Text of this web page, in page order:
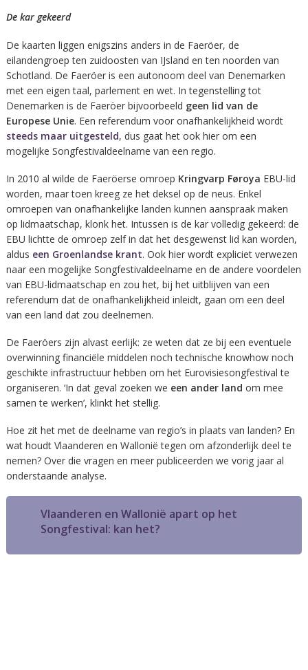
De kar gekeerd
De kaarten liggen enigszins anders in de Faeröer, de
eilandengroep ten zuidoosten van IJsland en ten noorden van
Schotland. De Faeröer is een autonoom deel van Denemarken
met een eigen taal, parlement en wet. In tegenstelling tot
Denemarken is de Faeröer bijvoorbeeld geen lid van de
Europese Unie. Een referendum voor onafhankelijkheid wordt
steeds maar uitgesteld, dus gaat het ook hier om een
mogelijke Songfestivaldeelname van een regio.
In 2010 al wilde de Faeröerse omroep Kringvarp Føroya EBU-lid
worden, maar toen kreeg ze het deksel op de neus. Enkel
omroepen van onafhankelijke landen kunnen aanspraak maken
op lidmaatschap, klonk het. Intussen is de kar volledig gekeerd: de
EBU lichtte de omroep zelf in dat het desgewenst lid kan worden,
aldus een Groenlandse krant. Ook hier wordt expliciet verwezen
naar een mogelijke Songfestivaldeelname en de andere voordelen
van EBU-lidmaatschap en zou het, bij het uitblijven van een
referendum dat de onafhankelijkheid inleidt, gaan om een deel
van een land dat zou deelnemen.
De Faeröers zijn alvast eerlijk: ze weten dat ze bij een eventuele
overwinning financiële middelen noch technische knowhow noch
geschikte infrastructuur hebben om het Eurovisiesongfestival te
organiseren. ‘In dat geval zoeken we een ander land om mee
samen te werken’, klinkt het stellig.
Hoe zit het met de deelname van regio’s in plaats van landen? En
wat houdt Vlaanderen en Wallonië tegen om afzonderlijk deel te
nemen? Over die vragen en meer publiceerden we vorig jaar al
onderstaande analyse.
Vlaanderen en Wallonië apart op het
Songfestival: kan het?